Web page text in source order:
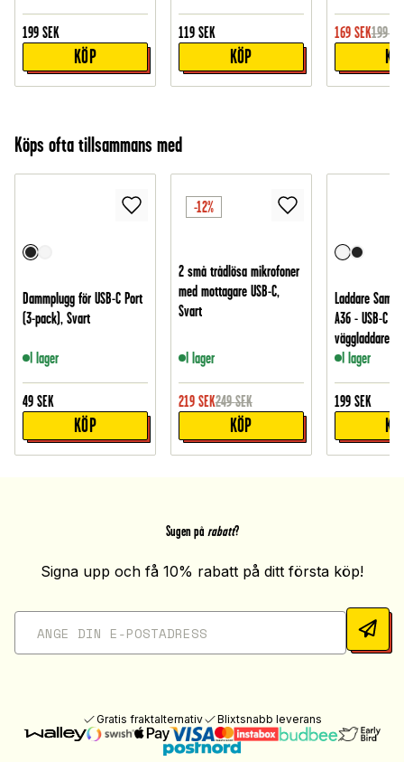
199 SEK
KÖP
119 SEK
KÖP
169 SEK199
Köps ofta tillsammans med
Dammplugg för USB-C Port
(3-pack), Svart
I lager
49 SEK
KÖP
-12%
2 små trådlösa mikrofoner
med mottagare USB-C,
Svart
I lager
219 SEK249 SEK
KÖP
Laddare
A36 - USB-C
väggladdare,
I lager
199 SEK
Sugen på rabatt?
Signa upp och få 10% rabatt på ditt första köp!
Gratis fraktalternativ Blixtsnabb leverans